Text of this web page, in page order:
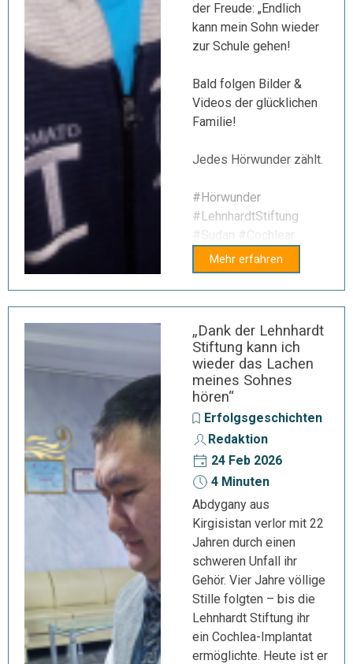
der Freude: „Endlich
kann mein Sohn wieder
zur Schule gehen!
Bald folgen Bilder &
Videos der glücklichen
Familie!
Jedes Hörwunder zählt.
#Hörwunder
#LehnhardtStiftung
#Sudan #Cochlear
Mehr erfahren
„Dank der Lehnhardt
Stiftung kann ich
wieder das Lachen
meines Sohnes
hören“
Erfolgsgeschichten
Redaktion
24 Feb 2026
4 Minuten
Abdygany aus
Kirgisistan verlor mit 22
Jahren durch einen
schweren Unfall ihr
Gehör. Vier Jahre völlige
Stille folgten – bis die
Lehnhardt Stiftung ihr
ein Cochlea-Implantat
ermöglichte. Heute ist er